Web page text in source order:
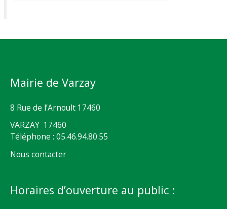
Mairie de Varzay
8 Rue de l’Arnoult 17460
VARZAY 17460
Téléphone : 05.46.94.80.55
Nous contacter
Horaires d’ouverture au public :